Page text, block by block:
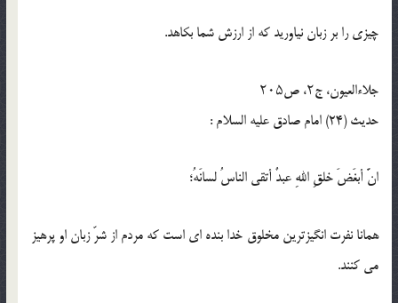
چیزى را بر زبان نیاورید که از ارزش شما بکاهد.
جلاءالعیون، ج۲، ص۲۰۵
حدیث (24) امام صادق عليه‏ السلام :
انَّ أبغَضَ خلقِ اللهِ عبدٌ أتقی الناسُ لسانَهُ؛
همانا نفرت انگیزترین مخلوق خدا بنده ای است که مردم از شرّ زبان او پرهیز
می کنند.